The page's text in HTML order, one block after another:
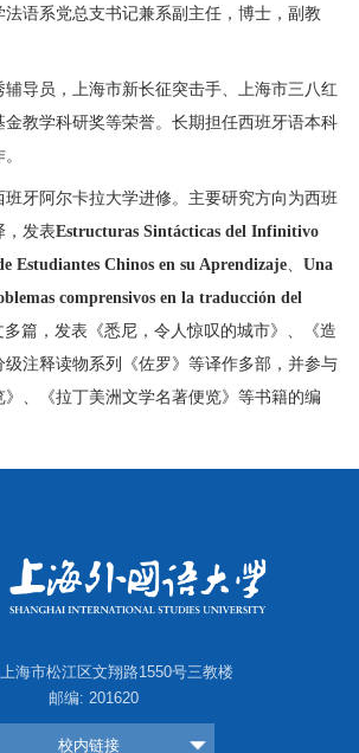
语系党总支书记兼系副主任，博士，副教
导员，上海市新长征突击手、上海市三八红
教学科研奖等荣誉。长期担任西班牙语本科
班牙阿尔卡拉大学进修。主要研究方向为西班
，发表Estructuras Sintácticas del Infinitivo
Estudiantes Chinos en su Aprendizaje
Una
comprensivos en la traducción del
多篇，发表《悉尼，令人惊叹的城市》、《造
注释读物系列《佐罗》等译作多部，并参与
》、《拉丁美洲文学名著便览》等书籍的编
海市松江区文翔路1550号三教楼
邮编: 201620
校内链接